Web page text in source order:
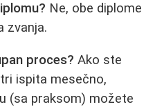
Ne, obe diplome
zvanja.
proces? Ako ste
ispita mesečno,
(sa praksom) možete